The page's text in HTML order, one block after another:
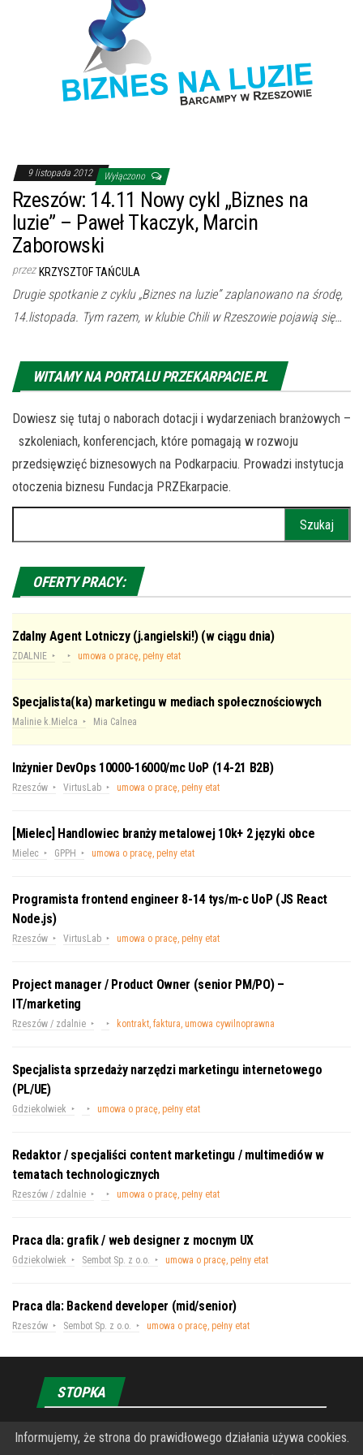
9 listopada 2012 Wyłączono
Rzeszów: 14.11 Nowy cykl „Biznes na
luzie” – Paweł Tkaczyk, Marcin
Zaborowski
przez KRZYSZTOF TAŃCULA
Drugie spotkanie z cyklu „Biznes na luzie” zaplanowano na środę,
14.listopada. Tym razem, w klubie Chili w Rzeszowie pojawią się…
WITAMY NA PORTALU PRZEKARPACIE.PL
Dowiesz się tutaj o naborach dotacji i wydarzeniach branżowych –
szkoleniach, konferencjach, które pomagają w rozwoju
przedsięwzięć biznesowych na Podkarpaciu. Prowadzi instytucja
otoczenia biznesu Fundacja PRZEkarpacie.
OFERTY PRACY:
Zdalny Agent Lotniczy (j.angielski!) (w ciągu dnia)
ZDALNIE umowa o pracę, pełny etat
Specjalista(ka) marketingu w mediach społecznościowych
Malinie k.Mielca Mia Calnea
Inżynier DevOps 10000-16000/mc UoP (14-21 B2B)
Rzeszów VirtusLab umowa o pracę, pełny etat
[Mielec] Handlowiec branży metalowej 10k+ 2 języki obce
Mielec GPPH umowa o pracę, pełny etat
Programista frontend engineer 8-14 tys/m-c UoP (JS React
Node.js)
Rzeszów VirtusLab umowa o pracę, pełny etat
Project manager / Product Owner (senior PM/PO) –
IT/marketing
Rzeszów / zdalnie kontrakt, faktura, umowa cywilnoprawna
Specjalista sprzedaży narzędzi marketingu internetowego
(PL/UE)
Gdziekolwiek umowa o pracę, pełny etat
Redaktor / specjaliści content marketingu / multimediów w
tematach technologicznych
Rzeszów / zdalnie umowa o pracę, pełny etat
Praca dla: grafik / web designer z mocnym UX
Gdziekolwiek Sembot Sp. z o.o. umowa o pracę, pełny etat
Praca dla: Backend developer (mid/senior)
Rzeszów Sembot Sp. z o.o. umowa o pracę, pełny etat
STOPKA
O Fundacji PRZEkarpacie
Informujemy, że strona do prawidłowego działania używa cookies.